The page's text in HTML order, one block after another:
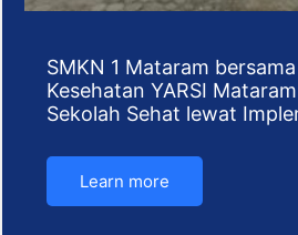
SMKN 1 Mataram
Kesehatan YARSI
Sekolah Sehat lewat
Learn more